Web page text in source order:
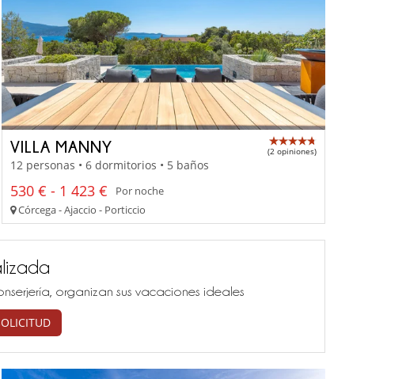
VILLA MANNY (2 opiniones)
12 personas • 6 dormitorios • 5 baños
530 € - 1 423 €
Por noche
Córcega - Ajaccio - Porticcio
organizan sus vacaciones ideales